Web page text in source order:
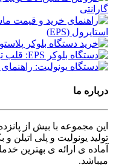
درباره ما
این مجموعه با بیش از
تولید یونولیت و پلی اتیلن
آماده ی ارائه ی بهترین
میباشد.